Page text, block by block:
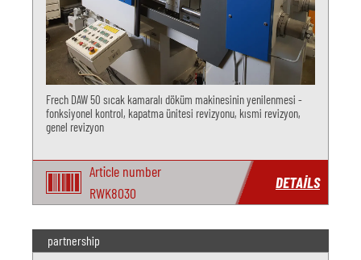
Frech DAW 50 sıcak kamaralı döküm makinesinin yenilenmesi -
fonksiyonel kontrol, kapatma ünitesi revizyonu, kısmi revizyon,
genel revizyon
Article number
RWK8030
DETAILS
partnership